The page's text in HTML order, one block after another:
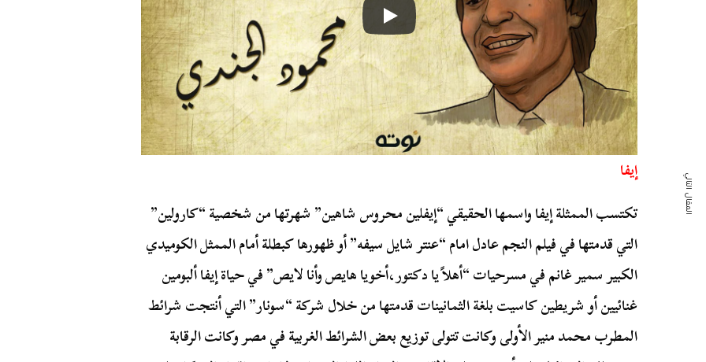
إيفا
تكتسب الممثلة إيفا واسمها الحقيقي “إيفلين محروس شاهين” شهرتها من شخصية “كارولين”
التي قدمتها في فيلم النجم عادل امام “عنتر شايل سيفه” أو ظهورها كبطلة أمام الممثل الكوميدي
الكبير سمير غانم في مسرحيات “أهلاً يا دكتور،أخويا هايص وأنا لايص” في حياة إيفا ألبومين
غنائيين أو شريطين كاسيت بلغة الثمانينات قدمتها من خلال شركة “سونار” التي أنتجت شرائط
المطرب محمد منير الأولى وكانت تتولى توزيع بعض الشرائط الغربية في مصر وكانت الرقابة
المقال التالي